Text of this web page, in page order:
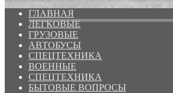
ГЛАВНАЯ
ЛЕГКОВЫЕ
ГРУЗОВЫЕ
АВТОБУСЫ
СПЕЦТЕХНИКА
ВОЕННЫЕ
СПЕЦТЕХНИКА
БЫТОВЫЕ ВОПРОСЫ